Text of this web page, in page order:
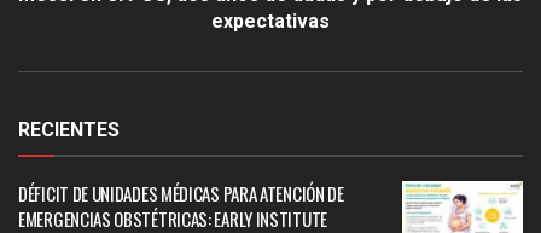
expectativas
RECIENTES
DÉFICIT DE UNIDADES MÉDICAS PARA ATENCIÓN DE
EMERGENCIAS OBSTÉTRICAS: EARLY INSTITUTE